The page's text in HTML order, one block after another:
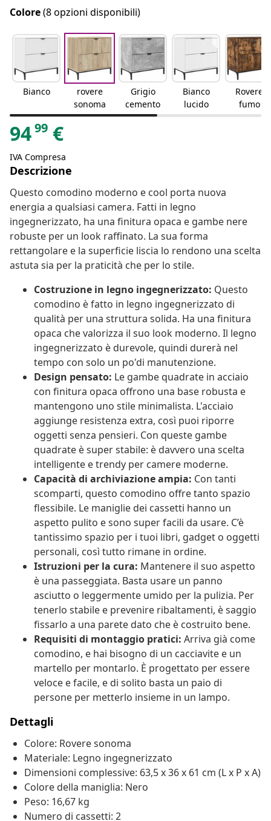
Colore(8 opzioni disponibili)
Bianco
rovere
sonoma
Grigio
cemento
Bianco
lucido
Rovere
fumo
9499 €
IVA Compresa
Descrizione
Questo comodino moderno e cool porta nuova
energia a qualsiasi camera. Fatti in legno
ingegnerizzato, ha una finitura opaca e gambe nere
robuste per un look raffinato. La sua forma
rettangolare e la superficie liscia lo rendono una scelta
astuta sia per la praticità che per lo stile.
Costruzione in legno ingegnerizzato: Questo
comodino è fatto in legno ingegnerizzato di
qualità per una struttura solida. Ha una finitura
opaca che valorizza il suo look moderno. Il legno
ingegnerizzato è durevole, quindi durerà nel
tempo con solo un po'di manutenzione.
Design pensato: Le gambe quadrate in acciaio
con finitura opaca offrono una base robusta e
mantengono uno stile minimalista. L'acciaio
aggiunge resistenza extra, così puoi riporre
oggetti senza pensieri. Con queste gambe
quadrate è super stabile: è davvero una scelta
intelligente e trendy per camere moderne.
Capacità di archiviazione ampia: Con tanti
scomparti, questo comodino offre tanto spazio
flessibile. Le maniglie dei cassetti hanno un
aspetto pulito e sono super facili da usare. C’è
tantissimo spazio per i tuoi libri, gadget o oggetti
personali, così tutto rimane in ordine.
Istruzioni per la cura: Mantenere il suo aspetto
è una passeggiata. Basta usare un panno
asciutto o leggermente umido per la pulizia. Per
tenerlo stabile e prevenire ribaltamenti, è saggio
fissarlo a una parete dato che è costruito bene.
Requisiti di montaggio pratici: Arriva già come
comodino, e hai bisogno di un cacciavite e un
martello per montarlo. È progettato per essere
veloce e facile, e di solito basta un paio di
persone per metterlo insieme in un lampo.
Dettagli
Colore: Rovere sonoma
Materiale: Legno ingegnerizzato
Dimensioni complessive: 63,5 x 36 x 61 cm (L x P x A)
Colore della maniglia: Nero
Peso: 16,67 kg
Numero di cassetti: 2